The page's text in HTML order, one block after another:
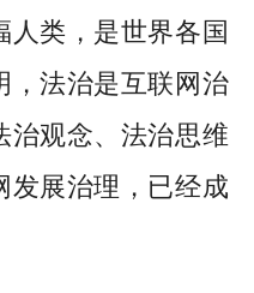
人类，是世界各国
，法治是互联网治
治观念、法治思维
发展治理，已经成